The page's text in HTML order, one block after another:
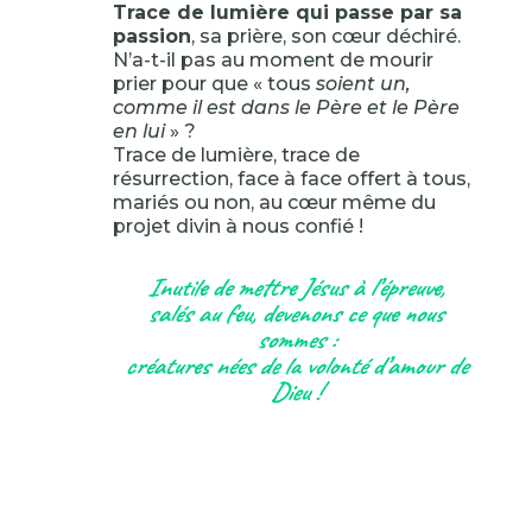
Trace de lumière qui passe par sa
passion, sa prière, son cœur déchiré.
N’a-t-il pas au moment de mourir
prier pour que « tous soient un,
comme il est dans le Père et le Père
en lui» ?
Trace de lumière, trace de
résurrection, face à face offert à tous,
mariés ou non, au cœur même du
projet divin à nous confié !
Inutile de mettre Jésus à l’épreuve,
salés au feu, devenons ce que nous
sommes :
créatures nées de la volonté d’amour de
Dieu !